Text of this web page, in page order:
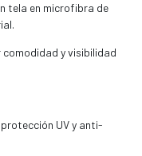
tela en microfibra de
comodidad y visibilidad
UV y anti-